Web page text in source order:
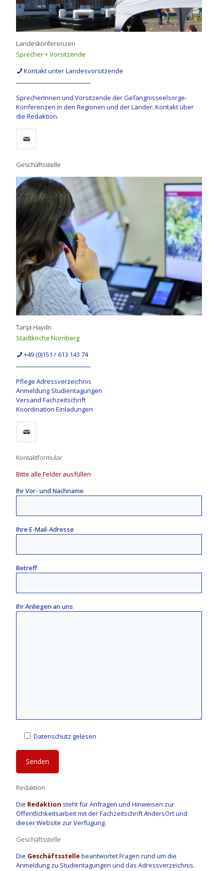
Landeskonferenzen
Sprecher + Vorsitzende
Kontakt unter Landesvorsitzende
SprecherInnen und Vorsitzende der Gefängnisseelsorge-
Konferenzen in den Regionen und der Länder. Kontakt über
die Redaktion.
Geschäftsstelle
Tanja Haydn
Stadtkirche Nürnberg
+49 (0)151 / 613 143 74
Pflege Adressverzeichnis
Anmeldung Studientagungen
Versand Fachzeitschrift
Koordination Einladungen
Kontaktformular
Bitte alle Felder ausfüllen
Ihr Vor- und Nachname
Ihre E-Mail-Adresse
Betreff
Ihr Anliegen an uns
Datenschutz gelesen
Redaktion
Die Redaktion steht für Anfragen und Hinweisen zur
Öffentlichkeitsarbeit mit der FachzeitschriftAndersOrt und
dieser Website zur Verfügung.
Geschäftsstelle
Die Geschäftsstellebeantwortet Fragen rund um die
Anmeldung zu Studientagungen und das Adressverzeichnis.